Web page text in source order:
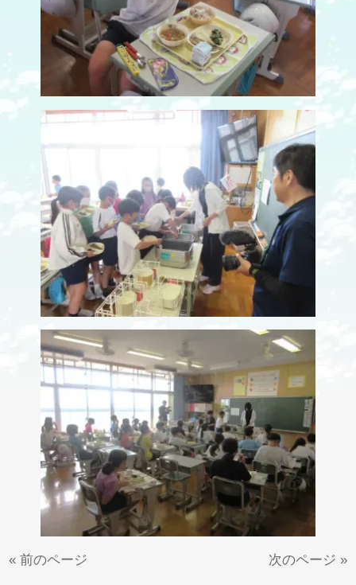
« 前のページ 次のページ »